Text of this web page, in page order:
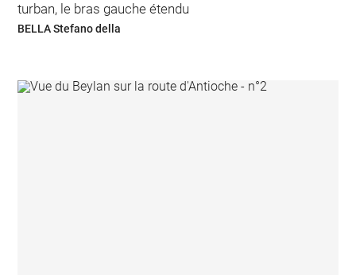
turban, le bras gauche étendu
BELLA Stefano della